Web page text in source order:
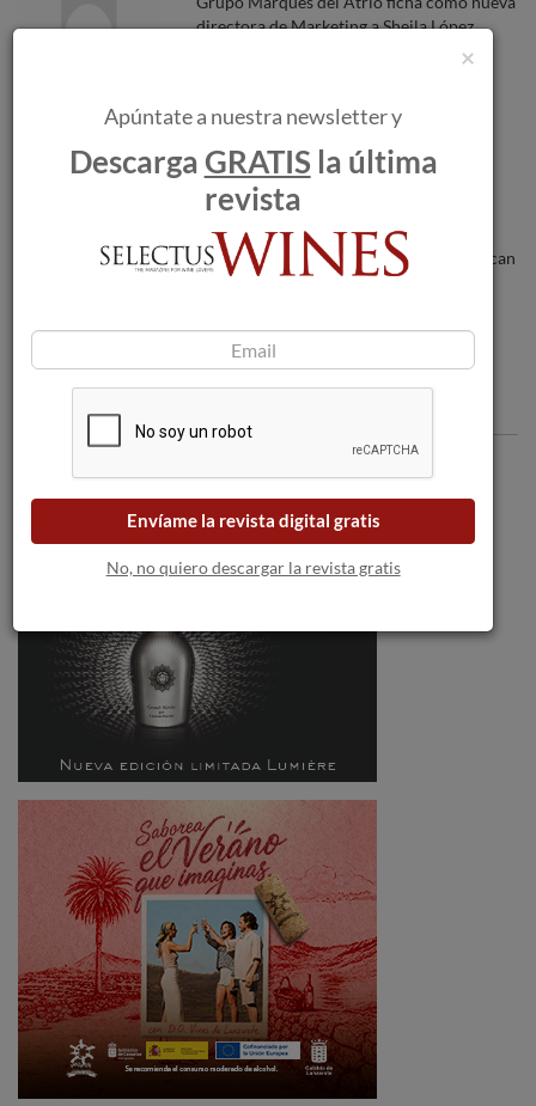
directora de Marketing a Sheila López.
Grupo Faustino revelará en Prowein las
Los incendios forestales amenazan a las
bodegas a medida que las llamas se acercan
a Burdeos.
Comentarios
×
Apúntate a nuestra newsletter y
DescargaGRATIS la última
revista
Envíame la revista digital gratis
No, no quiero descargar la revista gratis